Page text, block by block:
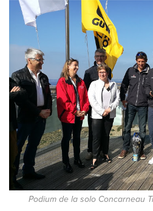
Podium de la solo Concarneau